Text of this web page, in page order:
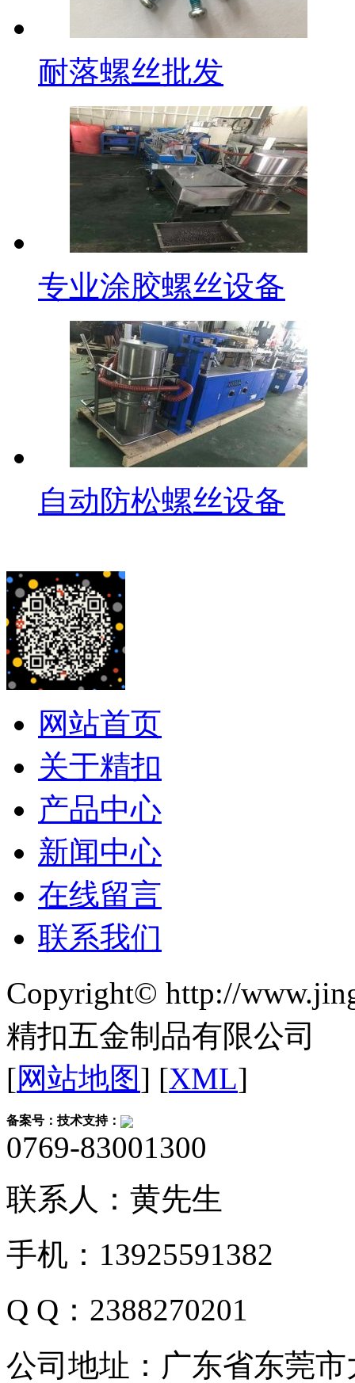
耐落螺丝批发
专业涂胶螺丝设备
自动防松螺丝设备
网站首页
关于精扣
产品中心
新闻中心
在线留言
联系我们
Copyright© http://
精扣五金制品有限公司
[网站地图] [XML]
备案号： 技术支持：
0769-83001300
联系人：黄先生
手机：13925591382
Q Q：2388270201
公司地址：广东省东莞